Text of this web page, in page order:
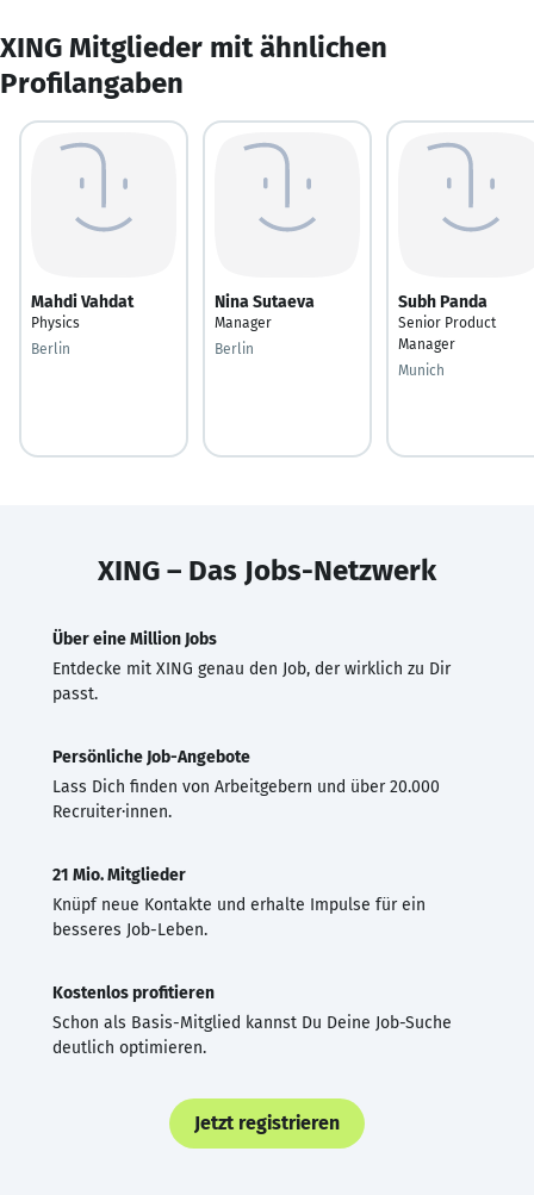
XING Mitglieder mit ähnlichen
Profilangaben
Mahdi Vahdat
Physics
Berlin
Nina Sutaeva
Manager
Berlin
Subh Panda
Senior Product
Manager
Munich
XING – Das Jobs-Netzwerk
Über eine Million Jobs
Entdecke mit XING genau den Job, der wirklich zu Dir
passt.
Persönliche Job-Angebote
Lass Dich finden von Arbeitgebern und über 20.000
Recruiter·innen.
21 Mio. Mitglieder
Knüpf neue Kontakte und erhalte Impulse für ein
besseres Job-Leben.
Kostenlos profitieren
Schon als Basis-Mitglied kannst Du Deine Job-Suche
deutlich optimieren.
Jetzt registrieren